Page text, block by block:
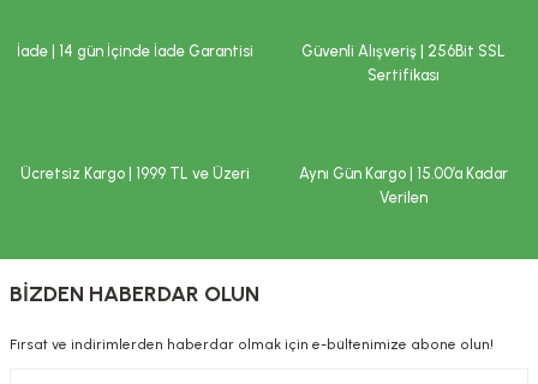
İade | 14 gün İçinde İade Garantisi
Güvenli Alışveriş | 256Bit SSL
Sertifikası
Ücretsiz Kargo | 1999 TL ve Üzeri
Aynı Gün Kargo | 15.00’a Kadar
Verilen
BİZDEN HABERDAR OLUN
Fırsat ve indirimlerden haberdar olmak için e-bültenimize abone olun!